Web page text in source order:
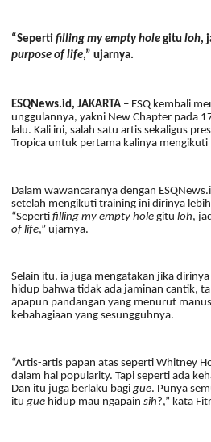
“Seperti filling my empty hole gitu loh,
purpose of life,” ujarnya.
ESQNews.id, JAKARTA – ESQ kembali
unggulannya, yakni New Chapter pada
lalu. Kali ini, salah satu artis sekaligus
Tropica untuk pertama kalinya
Dalam wawancaranya dengan
setelah mengikuti training ini dirinya
“Seperti filling my empty hole gitu loh,
of life,” ujarnya.
Selain itu, ia juga mengatakan jika
hidup bahwa tidak ada jaminan cantik,
apapun pandangan yang menurut
kebahagiaan yang sesungguhnya.
“Artis-artis papan atas seperti Whitney
dalam hal popularity. Tapi seperti ada
Dan itu juga berlaku bagi gue. Punya
itu gue hidup mau ngapain sih?,” kata